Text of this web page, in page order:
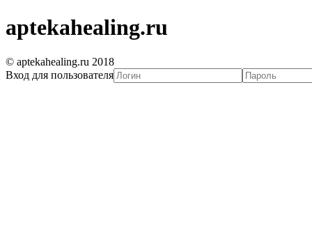
aptekahealing.ru
© aptekahealing.ru 2018
Вход для пользователя